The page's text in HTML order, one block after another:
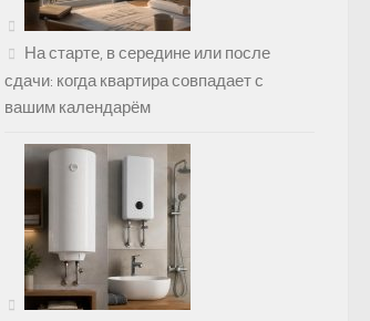
На старте, в середине или после
сдачи: когда квартира совпадает с
вашим календарём